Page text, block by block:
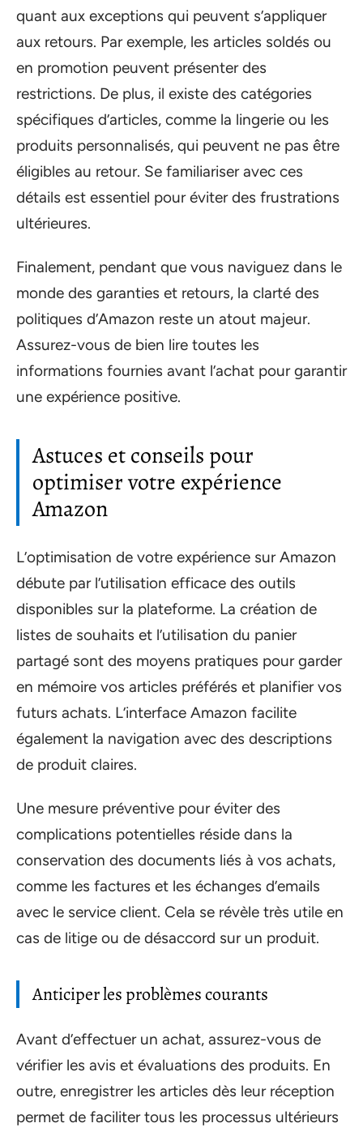
quant aux exceptions qui peuvent s’appliquer
aux retours. Par exemple, les articles soldés ou
en promotion peuvent présenter des
restrictions. De plus, il existe des catégories
spécifiques d’articles, comme la lingerie ou les
produits personnalisés, qui peuvent ne pas être
éligibles au retour. Se familiariser avec ces
détails est essentiel pour éviter des frustrations
ultérieures.
Finalement, pendant que vous naviguez dans le
monde des garanties et retours, la clarté des
politiques d’Amazon reste un atout majeur.
Assurez-vous de bien lire toutes les
informations fournies avant l’achat pour garantir
une expérience positive.
Astuces et conseils pour
optimiser votre expérience
Amazon
L’optimisation de votre expérience sur Amazon
débute par l’utilisation efficace des outils
disponibles sur la plateforme. La création de
listes de souhaits et l’utilisation du panier
partagé sont des moyens pratiques pour garder
en mémoire vos articles préférés et planifier vos
futurs achats. L’interface Amazon facilite
également la navigation avec des descriptions
de produit claires.
Une mesure préventive pour éviter des
complications potentielles réside dans la
conservation des documents liés à vos achats,
comme les factures et les échanges d’emails
avec le service client. Cela se révèle très utile en
cas de litige ou de désaccord sur un produit.
Anticiper les problèmes courants
Avant d’effectuer un achat, assurez-vous de
vérifier les avis et évaluations des produits. En
outre, enregistrer les articles dès leur réception
permet de faciliter tous les processus ultérieurs